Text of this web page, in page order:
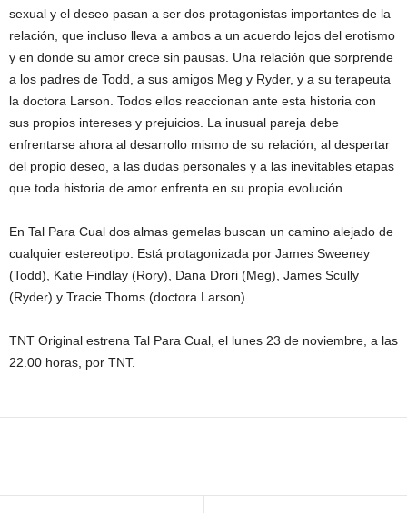
sexual y el deseo pasan a ser dos protagonistas importantes de la
relación, que incluso lleva a ambos a un acuerdo lejos del erotismo
y en donde su amor crece sin pausas. Una relación que sorprende
a los padres de Todd, a sus amigos Meg y Ryder, y a su terapeuta
la doctora Larson. Todos ellos reaccionan ante esta historia con
sus propios intereses y prejuicios. La inusual pareja debe
enfrentarse ahora al desarrollo mismo de su relación, al despertar
del propio deseo, a las dudas personales y a las inevitables etapas
que toda historia de amor enfrenta en su propia evolución.
En Tal Para Cual dos almas gemelas buscan un camino alejado de
cualquier estereotipo. Está protagonizada por James Sweeney
(Todd), Katie Findlay (Rory), Dana Drori (Meg), James Scully
(Ryder) y Tracie Thoms (doctora Larson).
TNT Original estrena Tal Para Cual, el lunes 23 de noviembre, a las
22.00 horas, por TNT.